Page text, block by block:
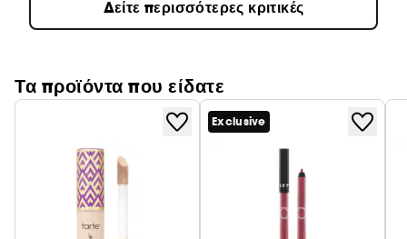
Δείτε περισσότερες κριτικές
Τα προϊόντα που είδατε
Exclusive